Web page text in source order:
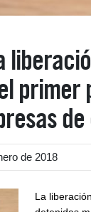
primer
de 2018
La